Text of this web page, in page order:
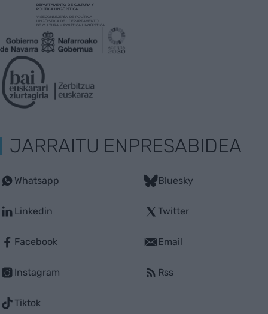
JARRAITU ENPRESABIDEA
Whatsapp
Linkedin
Facebook
Instagram
Tiktok
Bluesky
Twitter
Email
Rss